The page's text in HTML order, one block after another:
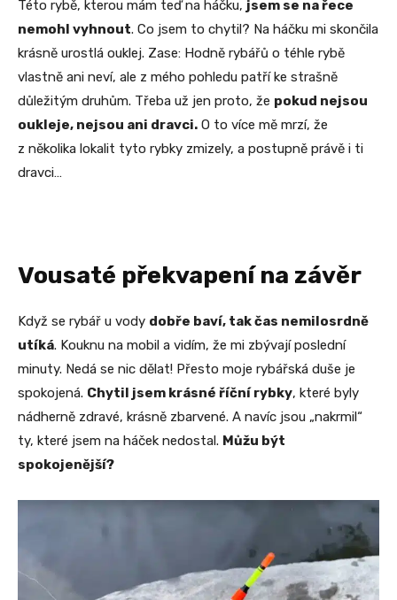
Této rybě, kterou mám teď na háčku, jsem se na řece
nemohl vyhnout. Co jsem to chytil? Na háčku mi skončila
krásně urostlá ouklej. Zase: Hodně rybářů o téhle rybě
vlastně ani neví, ale z mého pohledu patří ke strašně
důležitým druhům. Třeba už jen proto, že pokud nejsou
oukleje, nejsou ani dravci. O to více mě mrzí, že
z několika lokalit tyto rybky zmizely, a postupně právě i ti
dravci…
Vousaté překvapení na závěr
Když se rybář u vody dobře baví, tak čas nemilosrdně
utíká. Kouknu na mobil a vidím, že mi zbývají poslední
minuty. Nedá se nic dělat! Přesto moje rybářská duše je
spokojená. Chytil jsem krásné říční rybky, které byly
nádherně zdravé, krásně zbarvené. A navíc jsou „nakrmil“
ty, které jsem na háček nedostal. Můžu být
spokojenější?